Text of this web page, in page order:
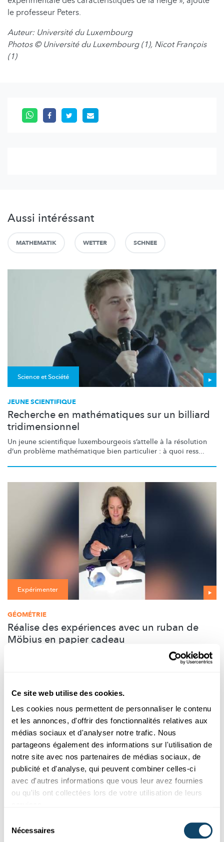
Ce site web utilise des cookies.
Les cookies nous permettent de personnaliser le contenu
et les annonces, d'offrir des fonctionnalités relatives aux
médias sociaux et d'analyser notre trafic. Nous
partageons également des informations sur l'utilisation de
notre site avec nos partenaires de médias sociaux, de
publicité et d'analyse, qui peuvent combiner celles-ci
avec d'autres informations que vous leur avez fournies
ou qu'ils ont collectées lors de votre utilisation de leurs
Nécessaires
le professeur Peters.
Auteur: Université du Luxembourg
Photos © Université du Luxembourg (1), Nicot François
(1)
Aussi intéréssant
MATHEMATIK WETTER SCHNEE
Science et Société
JEUNE SCIENTIFIQUE
Recherche en mathématiques sur un billiard
tridimensionnel
Un jeune scientifique luxembourgeois s’attelle à la résolution
d’un problème mathématique bien particulier : à quoi ress...
Expérimenter
GÉOMÉTRIE
Réalise des expériences avec un ruban de
Möbius en papier cadeau
bidimensionnellequi n’a
FLUCTUATIONS À L’ÉPREUVE !